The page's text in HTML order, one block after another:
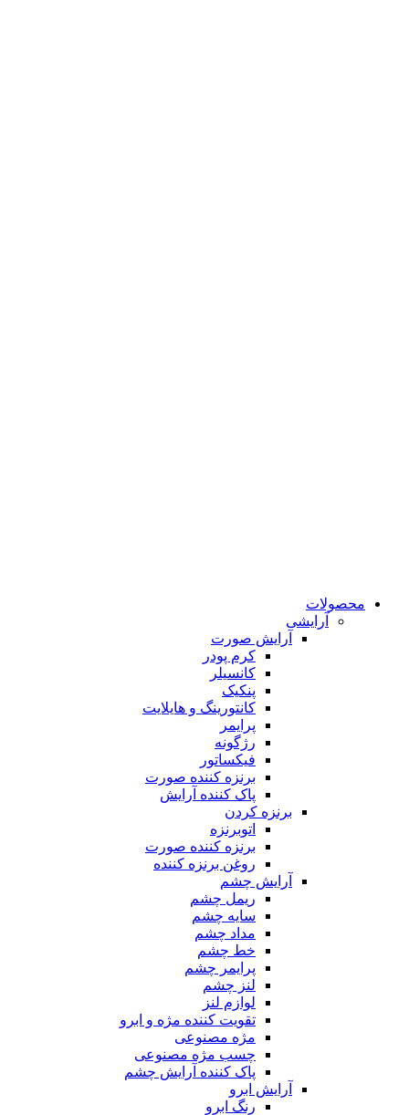
محصولات
آرایشی
آرایش صورت
کرم پودر
کانسیلر
پنکیک
کانتورینگ و هایلایت
پرایمر
رژگونه
فیکساتور
برنزه کننده صورت
پاک کننده آرایش
برنزه کردن
اتوبرنزه
برنزه کننده صورت
روغن برنزه کننده
آرایش چشم
ریمل چشم
سایه چشم
مداد چشم
خط چشم
پرایمر چشم
لنز چشم
لوازم لنز
تقویت کننده مژه و ابرو
مژه مصنوعی
چسب مژه مصنوعی
پاک کننده آرایش چشم
آرایش ابرو
رنگ ابرو